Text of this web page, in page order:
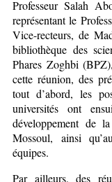
Professeur Salah
représentant le
Vice-recteurs, de
bibliothèque des
Phares Zoghbi
cette réunion, des
tout d’abord, les
universités ont
développement de
Mossoul, ainsi
équipes.
Par ailleurs, des